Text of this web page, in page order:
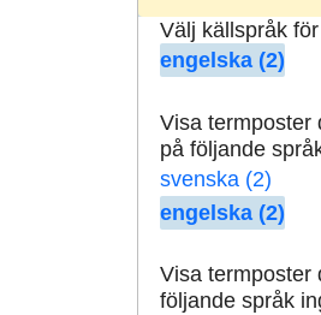
Välj källspråk
engelska (2)
Visa termposter
på följande
svenska (2)
engelska (2)
Visa termposter
följande språk